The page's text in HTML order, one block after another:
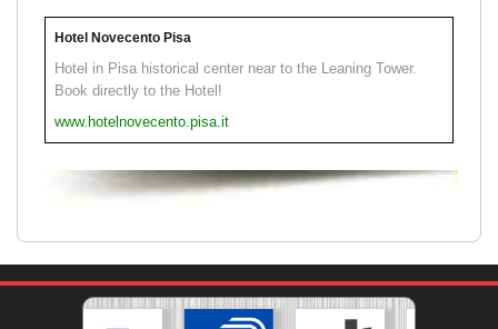
Hotel Novecento Pisa
Hotel in Pisa historical center near to the Leaning Tower.
Book directly to the Hotel!
www.hotelnovecento.pisa.it